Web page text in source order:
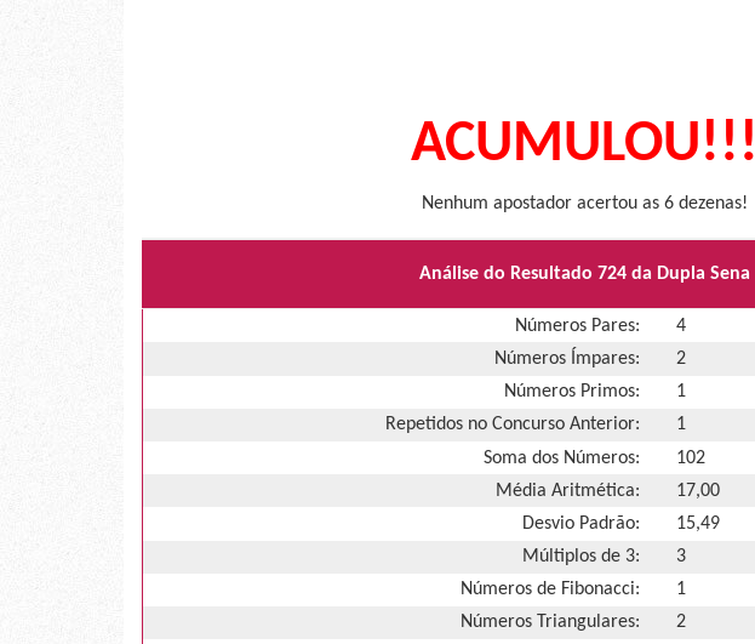
ACUMULOU!!!
Nenhum apostador acertou as 6 dezenas!
Análise do Resultado 724 da Dupla Sena
Números Pares:
4
Números Ímpares:
2
Números Primos:
1
Repetidos no Concurso Anterior:
1
Soma dos Números:
102
Média Aritmética:
17,00
Desvio Padrão:
15,49
Múltiplos de 3:
3
Números de Fibonacci:
1
Números Triangulares:
2